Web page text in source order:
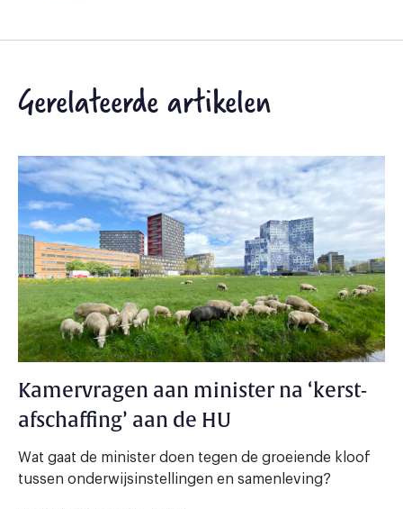
Gerelateerde artikelen
Kamervragen aan minister na ‘kerst-
afschaffing’ aan de HU
Wat gaat de minister doen tegen de groeiende kloof
tussen onderwijsinstellingen en samenleving?